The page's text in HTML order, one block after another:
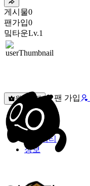
게시물0
팬가입0
밐타운Lv.1
원픽선택 팬 가입
밐타운
피드
커뮤니티
정보